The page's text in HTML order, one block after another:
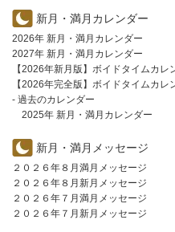
新月・満月カレンダー
2026年 新月・満月カレンダー
2027年 新月・満月カレンダー
【2026年新月版】ボイドタイムカレ
【2026年完全版】ボイドタイムカレ
- 過去のカレンダー
2025年 新月・満月カレンダー
新月・満月メッセージ
２０２６年８月満月メッセージ
２０２６年８月新月メッセージ
２０２６年７月満月メッセージ
２０２６年７月新月メッセージ